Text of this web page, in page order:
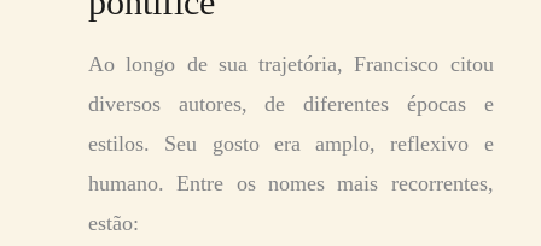
Ao longo de sua trajetória, Francisco citou
diversos autores, de diferentes épocas e
estilos. Seu gosto era amplo, reflexivo e
humano. Entre os nomes mais recorrentes,
estão: